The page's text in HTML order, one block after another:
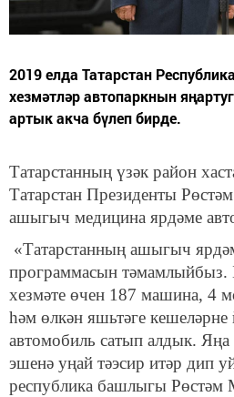
2019 елда Татарстан
хезмәтләр автопаркнын
артык акча бүлеп бирде.
Татарстанның үзәк район
Татарстан Президенты
ашыгыч медицина ярдәме
«Татарстанның ашыгыч
программасын
хезмәте өчен 187 машина, 4
һәм өлкән яшьтәге
автомобиль сатып алдык. Яңа
эшенә уңай тәэсир итәр дип
республика башлыгы Рөстәм